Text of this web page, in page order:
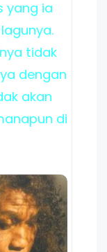
yang ia
tidak
dengan
akan
di